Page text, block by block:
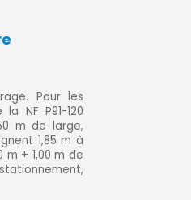
Pour les
NF P91-120
m de large,
1,85 m à
m + 1,00 m de